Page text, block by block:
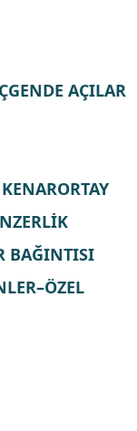
AÇILAR
BAĞINTISI